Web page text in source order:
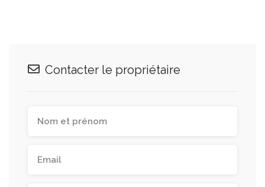
Contacter le propriétaire